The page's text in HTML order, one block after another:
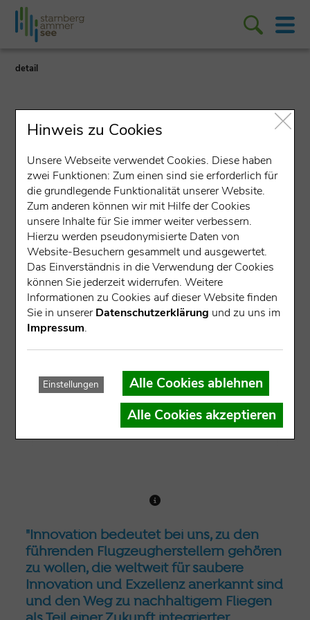
detail
Lokales Unternehmen
Deutsche Aircraft GmbH
Junkersstraße 2, 82234 Wessling (574 m über
NN)
LNWW
"Innovation bedeutet bei uns, zu den
führenden Flugzeugherstellern gehören
zu wollen, die weltweit für saubere
Innovation und Exzellenz anerkannt sind
und den Weg zu nachhaltigem Fliegen
Hinweis zu Cookies
Unsere Webseite verwendet Cookies. Diese haben
zwei Funktionen: Zum einen sind sie erforderlich für
die grundlegende Funktionalität unserer Website.
Zum anderen können wir mit Hilfe der Cookies
unsere Inhalte für Sie immer weiter verbessern.
Hierzu werden pseudonymisierte Daten von
Website-Besuchern gesammelt und ausgewertet.
Das Einverständnis in die Verwendung der Cookies
können Sie jederzeit widerrufen. Weitere
Informationen zu Cookies auf dieser Website finden
Sie in unsererDatenschutzerklärung und zu uns im
Impressum.
Einstellungen
Alle Cookies ablehnen
Alle Cookies akzeptieren